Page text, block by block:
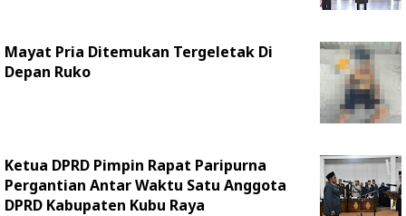
Mayat Pria Ditemukan Tergeletak Di
Depan Ruko
Ketua DPRD Pimpin Rapat Paripurna
Pergantian Antar Waktu Satu Anggota
DPRD Kabupaten Kubu Raya